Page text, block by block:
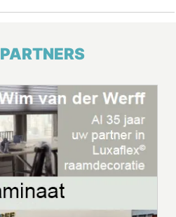
PARTNERS